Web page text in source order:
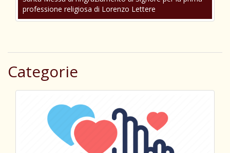
professione religiosa di Lorenzo Lettere
Categorie